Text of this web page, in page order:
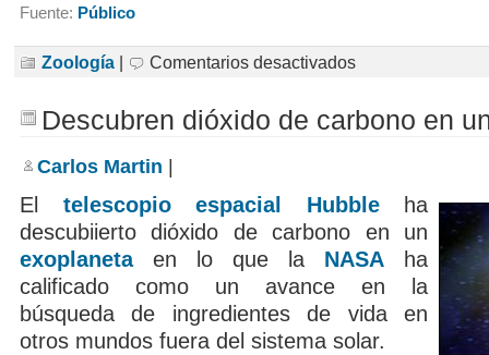
Fuente: Público
Zoología | Comentarios desactivados
se
indignan
Descubren dióxido de carbono en
Carlos Martin
El telescopio espacial Hubbleha
descubiierto dióxido de carbono en un
exoplanetaen lo que la NASA ha
calificado como un avance en la
búsqueda de ingredientes de vida en
otros mundos fuera del sistema solar.